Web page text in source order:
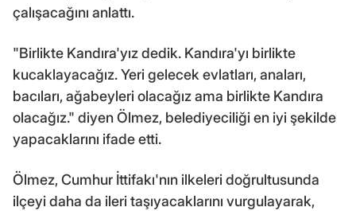
çalışacağını anlattı.
"Birlikte Kandıra'yız dedik. Kandıra'yı birlikte
kucaklayacağız. Yeri gelecek evlatları, anaları,
bacıları, ağabeyleri olacağız ama birlikte Kandıra
olacağız." diyen Ölmez, belediyeciliği en iyi şekilde
yapacaklarını ifade etti.
Ölmez, Cumhur İttifakı'nın ilkeleri doğrultusunda
ilçeyi daha da ileri taşıyacaklarını vurgulayarak,